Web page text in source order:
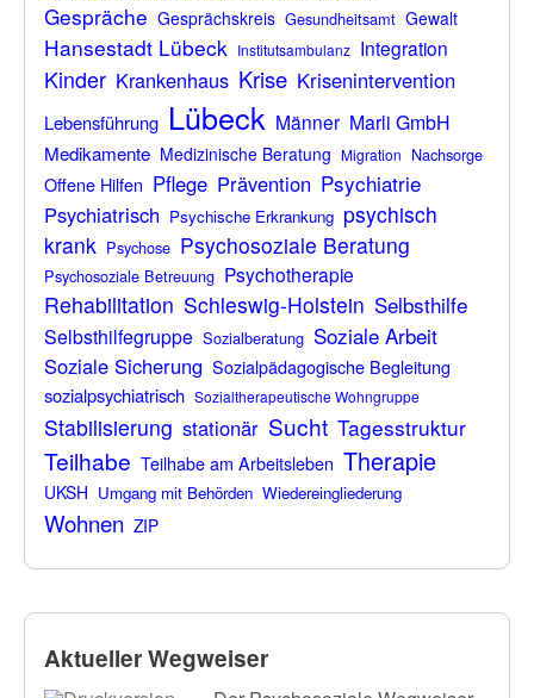
Gespräche Gesprächskreis Gesundheitsamt Gewalt
Hansestadt Lübeck Institutsambulanz Integration
Kinder Krankenhaus Krise Krisenintervention
Lebensführung Lübeck Männer Marli GmbH
Medikamente Medizinische Beratung Migration Nachsorge
Offene Hilfen Pflege Prävention Psychiatrie
Psychiatrisch Psychische Erkrankung psychisch
krank Psychose Psychosoziale Beratung
Psychosoziale Betreuung Psychotherapie
Rehabilitation Schleswig-Holstein Selbsthilfe
Selbsthilfegruppe Sozialberatung Soziale Arbeit
Soziale Sicherung Sozialpädagogische Begleitung
sozialpsychiatrisch Sozialtherapeutische Wohngruppe
Stabilisierung stationär Sucht Tagesstruktur
Teilhabe Teilhabe am Arbeitsleben Therapie
UKSH Umgang mit Behörden Wiedereingliederung
Wohnen ZIP
Aktueller Wegweiser